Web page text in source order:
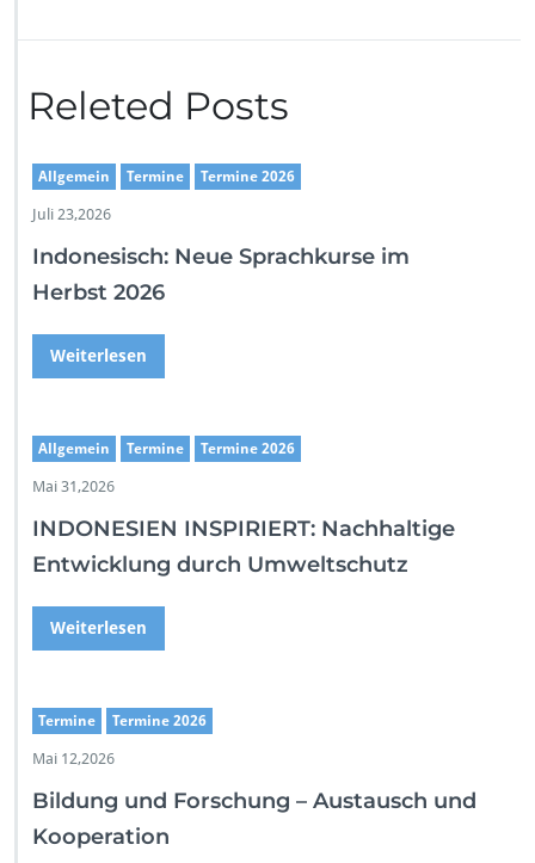
Releted Posts
Allgemein Termine Termine 2026
Juli 23,2026
Indonesisch: Neue Sprachkurse im
Herbst 2026
Weiterlesen
Allgemein Termine Termine 2026
Mai 31,2026
INDONESIEN INSPIRIERT: Nachhaltige
Entwicklung durch Umweltschutz
Weiterlesen
Termine Termine 2026
Mai 12,2026
Bildung und Forschung – Austausch und
Kooperation